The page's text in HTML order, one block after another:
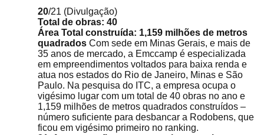
20/21 (Divulgação)
Total de obras: 40
Área Total construída: 1,159 milhões de metros
quadrados Com sede em Minas Gerais, e mais de
35 anos de mercado, a Emccamp é especializada
em empreendimentos voltados para baixa renda e
atua nos estados do Rio de Janeiro, Minas e São
Paulo. Na pesquisa do ITC, a empresa ocupa o
vigésimo lugar com um total de 40 obras no ano e
1,159 milhões de metros quadrados construídos –
número suficiente para desbancar a Rodobens, que
ficou em vigésimo primeiro no ranking.